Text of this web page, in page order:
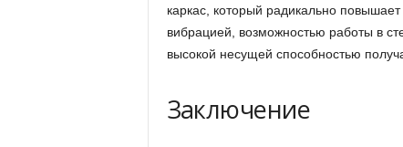
каркас, который радикально повышает
вибрацией, возможностью работы в
высокой несущей способностью
Заключение